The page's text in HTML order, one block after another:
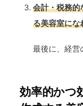
会計・税務的
る美容室にな
最後に、経営
効率的かつ